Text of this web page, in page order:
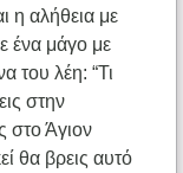
η αλήθεια με
ένα μάγο με
του λέη: “Τι
στην
στο Άγιον
θα βρεις αυτό